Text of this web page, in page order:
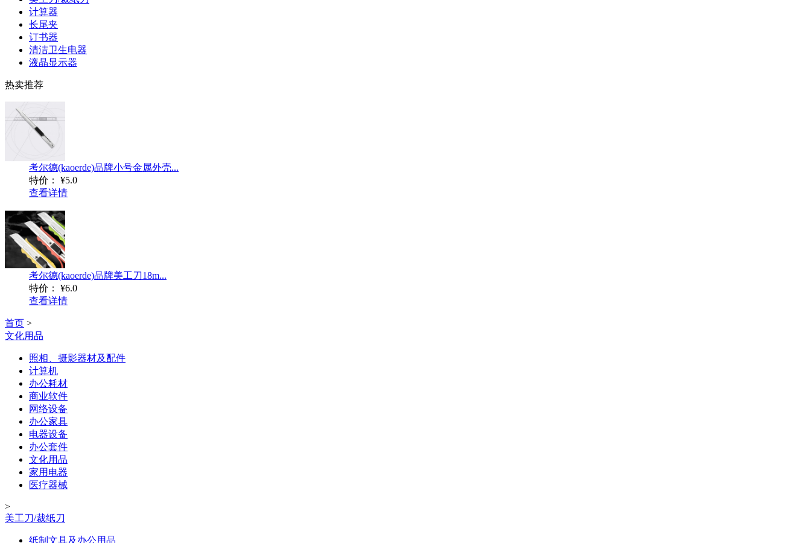
计算器
长尾夹
订书器
清洁卫生电器
液晶显示器
热卖推荐
考尔德(kaoerde)品牌小号金属外壳...
特价：
¥5.0
查看详情
考尔德(kaoerde)品牌美工刀18m...
特价：
¥6.0
查看详情
首页 >
文化用品
照相、摄影器材及配件
计算机
办公耗材
商业软件
网络设备
办公家具
电器设备
办公套件
文化用品
家用电器
医疗器械
>
美工刀/裁纸刀
纸制文具及办公用品